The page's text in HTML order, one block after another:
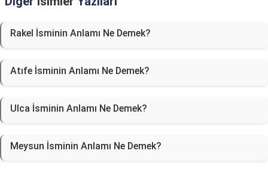
Rakel İsminin Anlamı Ne Demek?
Atıfe İsminin Anlamı Ne Demek?
Ulca İsminin Anlamı Ne Demek?
Meysun İsminin Anlamı Ne Demek?